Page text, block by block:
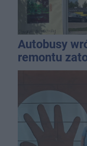
Autobusy
remontu